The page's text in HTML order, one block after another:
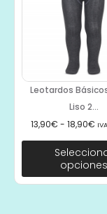
Leotardos
Liso 2...
13,90€ - 18,90€
opciones